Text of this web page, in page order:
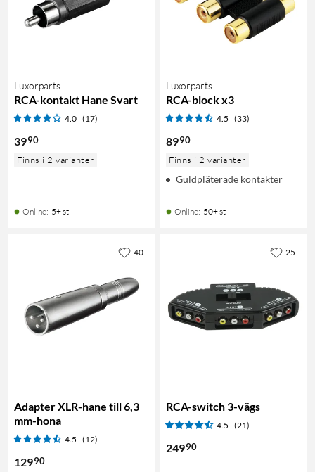
Luxorparts
RCA-kontakt Hane Svart
4.0 (17)
3990
Finns i 2 varianter
Online: 5+ st
Luxorparts
RCA-block x3
4.5 (33)
8990
Finns i 2 varianter
Guldpläterade kontakter
Online: 50+ st
Adapter XLR-hane till 6,3
mm-hona
4.5 (12)
12990
40
RCA-switch 3-vägs
4.5 (21)
24990
25